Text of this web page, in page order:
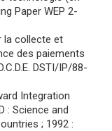
Paper WEP 2-
la collecte et
des paiements
DSTI/IP/88-
Integration
: Science and
; 1992 :